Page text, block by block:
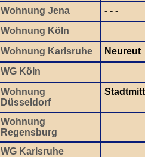
Wohnung Jena
- - -
Wohnung Köln
Wohnung Karlsruhe
Neureut
WG Köln
Wohnung
Düsseldorf
Wohnung
Regensburg
WG Karlsruhe